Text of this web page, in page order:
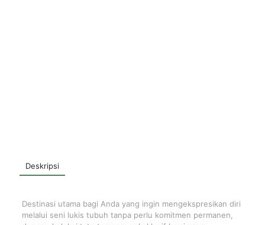
Deskripsi
Destinasi utama bagi Anda yang ingin mengekspresikan diri
melalui seni lukis tubuh tanpa perlu komitmen permanen,